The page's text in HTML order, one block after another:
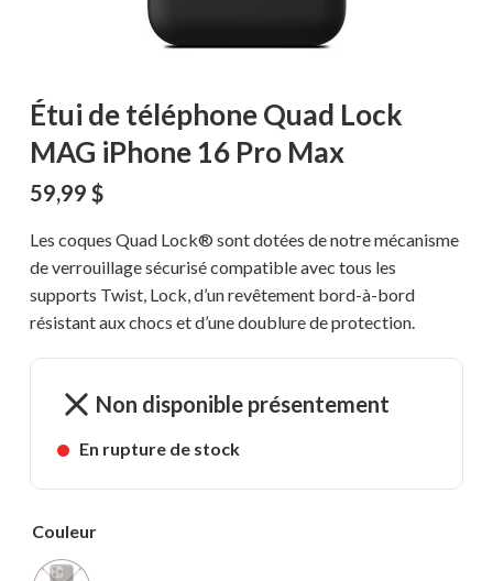
Étui de téléphone Quad Lock
MAG iPhone 16 Pro Max
59,99 $
Les coques Quad Lock® sont dotées de notre mécanisme
de verrouillage sécurisé compatible avec tous les
supports Twist, Lock, d’un revêtement bord-à-bord
résistant aux chocs et d’une doublure de protection.
Non disponible présentement
En rupture de stock
Couleur